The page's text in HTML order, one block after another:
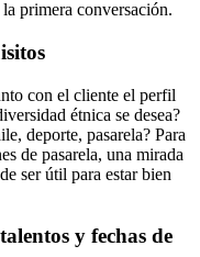
primera conversación.
con el cliente el perfil
étnica se desea?
deporte, pasarela? Para
de pasarela, una mirada
ser útil para estar bien
y fechas de